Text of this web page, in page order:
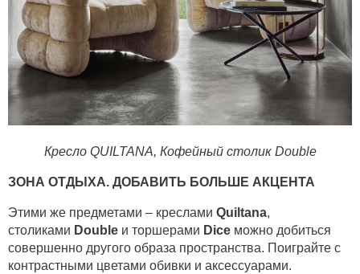
Кресло QUILTANA, Кофейный столик Double
ЗОНА ОТДЫХА. ДОБАВИТЬ БОЛЬШЕ АКЦЕНТА
Этими же предметами – креслами Quiltana,
столиками Double и торшерами Dice можно добиться
совершенно другого образа пространства. Поиграйте с
контрастными цветами обивки и аксессуарами.